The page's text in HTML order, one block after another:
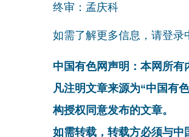
终审：孟庆科
如需了解更多信息，请登录
中国有色网声明：本网所有
凡注明文章来源为“中国有
构授权同意发布的文章。
如需转载，转载方必须与